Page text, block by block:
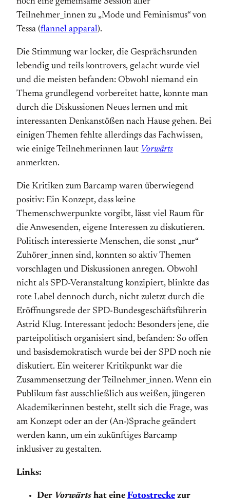
Teilnehmer_innen zu „Mode und Feminismus“ von
Tessa (flannel apparal).
Die Stimmung war locker, die Gesprächsrunden
lebendig und teils kontrovers, gelacht wurde viel
und die meisten befanden: Obwohl niemand ein
Thema grundlegend vorbereitet hatte, konnte man
durch die Diskussionen Neues lernen und mit
interessanten Denkanstößen nach Hause gehen. Bei
einigen Themen fehlte allerdings das Fachwissen,
wie einige Teilnehmerinnen laut Vorwärts
anmerkten.
Die Kritiken zum Barcamp waren überwiegend
positiv: Ein Konzept, dass keine
Themenschwerpunkte vorgibt, lässt viel Raum für
die Anwesenden, eigene Interessen zu diskutieren.
Politisch interessierte Menschen, die sonst „nur“
Zuhörer_innen sind, konnten so aktiv Themen
vorschlagen und Diskussionen anregen. Obwohl
nicht als SPD-Veranstaltung konzipiert, blinkte das
rote Label dennoch durch, nicht zuletzt durch die
Eröffnungsrede der SPD-Bundesgeschäftsführerin
Astrid Klug. Interessant jedoch: Besonders jene, die
parteipolitisch organisiert sind, befanden: So offen
und basisdemokratisch wurde bei der SPD noch nie
diskutiert. Ein weiterer Kritikpunkt war die
Zusammensetzung der Teilnehmer_innen. Wenn ein
Publikum fast ausschließlich aus weißen, jüngeren
Akademikerinnen besteht, stellt sich die Frage, was
am Konzept oder an der (An-)Sprache geändert
werden kann, um ein zukünftiges Barcamp
inklusiver zu gestalten.
Links:
Der Vorwärts hat eine Fotostrecke zur